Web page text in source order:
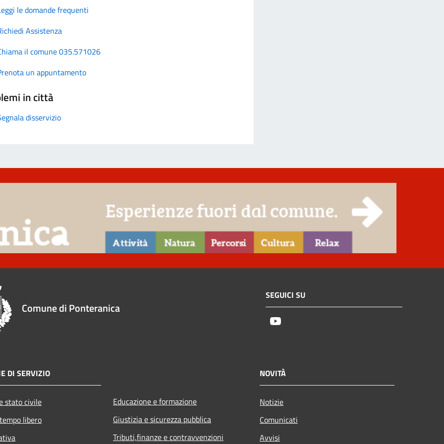
le domande frequenti
Assistenza
il comune 035.571026
un appuntamento
in città
disservizio
Comune di Ponteranica
SEGUICI SU
DI SERVIZIO
stato civile
libero
Educazione e formazione
Giustizia e sicurezza pubblica
Tributi,finanze e contravvenzioni
NOVITÀ
Notizie
Comunicati
Avvisi